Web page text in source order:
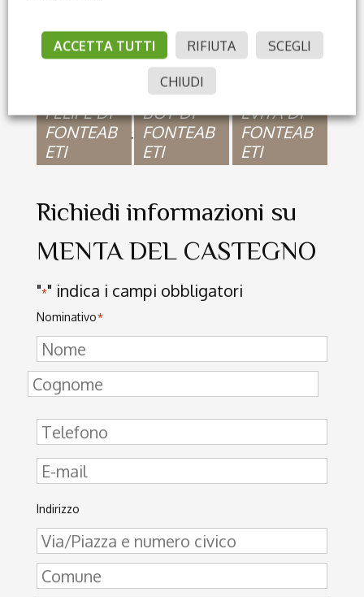
Puledi figli diMENTA DEL
CASTEGNO
FELIPE DI
FONTEAB
ETI
GOLDEN
BOY DI
FONTEAB
ETI
EVITA DI
FONTEAB
ETI
Richiedi informazioni su
MENTA DEL CASTEGNO
"*" indica i campi obbligatori
Nominativo*
Indirizzo
ACCETTA TUTTI RIFIUTA SCEGLI
CHIUDI